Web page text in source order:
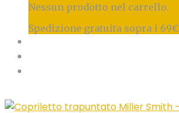
Nessun prodotto nel carrello.
Spedizione gratuita sopra i 69€